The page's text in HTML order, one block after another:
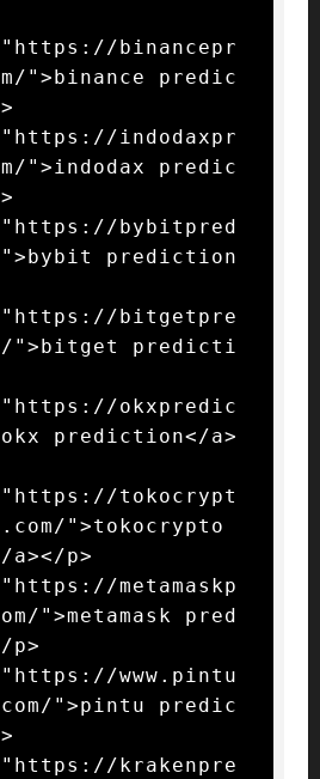
binancepr
">binance predic
indodaxpr
">indodax predic
bybitpred
prediction
bitgetpre
">bitget predicti
okxpredic
prediction</a>
tokocrypt
">tokocrypto
p>
metamaskp
">metamask pred
p>
www.pintu
">pintu predic
krakenpre